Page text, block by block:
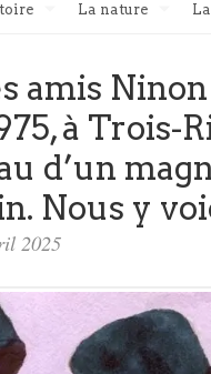
La nature
amis
à Trois-
d’un
Nous y
2025